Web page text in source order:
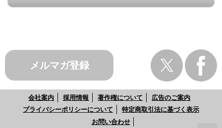
メルマガ登録
会社案内 採用情報 著作権について
広告のご案内
プライバシーポリシーについて
特定商取引法に基づく表示
お問い合わせ